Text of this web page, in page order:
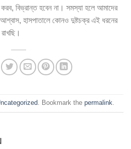
বিভ্রান্ত হবেন না। সমস্যা হলে আমাদের
হাসপাতালে কোনও দুষ্টচক্র এই ধরনের
. Bookmark the permalink